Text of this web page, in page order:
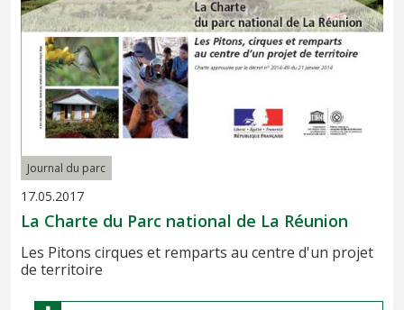
Journal du parc
17.05.2017
La Charte du Parc national de La Réunion
Les Pitons cirques et remparts au centre d'un projet
de territoire